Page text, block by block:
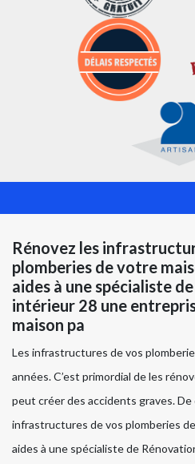
Rénovez les
plomberies de votre
aides à une spécialiste
intérieur 28 une
maison pa
Les infrastructures de vos
années. C’est primordial de les
peut créer des accidents graves. De
infrastructures de vos plomberies
aides à une spécialiste de